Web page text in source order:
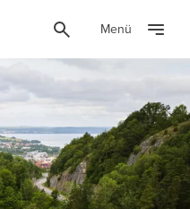
Menü